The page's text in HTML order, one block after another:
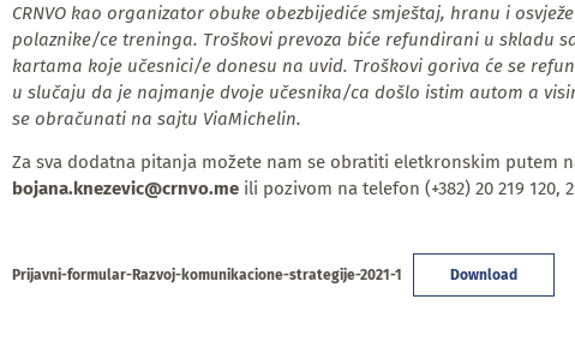
CRNVO kao organizator obuke obezbijediće smještaj, hranu i
polaznike/ce treninga. Troškovi prevoza biće refundirani u skladu
kartama koje učesnici/e donesu na uvid. Troškovi goriva će se
u slučaju da je najmanje dvoje učesnika/ca došlo istim autom a
se obračunati na sajtu ViaMichelin.
Za sva dodatna pitanja možete nam se obratiti eletkronskim putem
bojana.knezevic@crnvo.me ili pozivom na telefon (+382) 20 219 120,
Prijavni-formular-Razvoj-komunikacione-strategije-2021-1 Download